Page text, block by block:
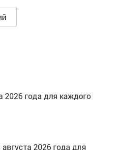
2026 года для каждого
2026 года для